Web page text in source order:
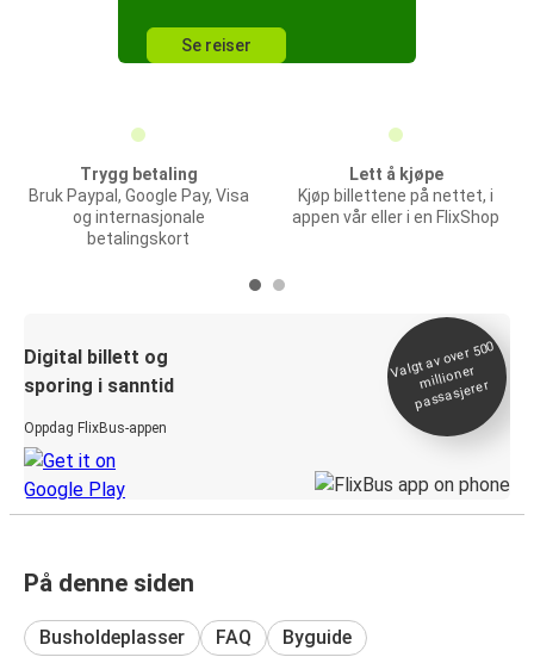
Se reiser
Trygg betaling
Bruk Paypal, Google Pay, Visa
og internasjonale
betalingskort
Lett å kjøpe
Kjøp billettene på nettet, i
appen vår eller i en FlixShop
Digital billett og
sporing i sanntid
Oppdag FlixBus-appen
Valgt av over 500
millioner
passasjerer
På denne siden
Busholdeplasser FAQ Byguide